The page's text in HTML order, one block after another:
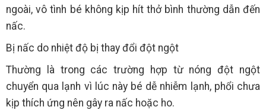
ngoài, vô tình bé không kịp hít thở bình thường dẫn đến
nấc.
Bị nấc do nhiệt độ bị thay đổi đột ngột
Thường là trong các trường hợp từ nóng đột ngột
chuyển qua lạnh vì lúc này bé dễ nhiễm lạnh, phổi chưa
kịp thích ứng nên gây ra nấc hoặc ho.